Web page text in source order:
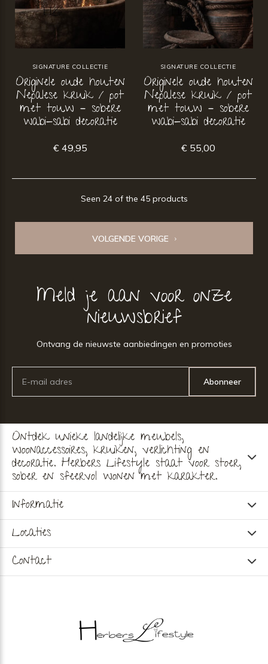
SIGNATURE COLLECTIE
Originele oude houten
Nepalese kruik / pot
met touw – sobere
wabi-sabi decoratie
€ 49,95
SIGNATURE COLLECTIE
Originele oude houten
Nepalese kruik / pot
met touw – sobere
wabi-sabi decoratie
€ 55,00
Seen 24 of the 45 products
VOLGENDE VORIGE
Meld je aan voor onze
nieuwsbrief
Ontvang de nieuwste aanbiedingen en promoties
Abonneer
Ontdek unieke landelijke meubels,
woonaccessoires, kruiken, verlichting en
decoratie. Herbers Lifestyle staat voor stoer,
sober en sfeervol wonen met karakter.
Informatie
Locaties
Contact